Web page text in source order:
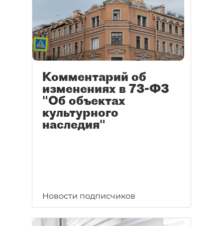
Комментарий об
изменениях в 73-ФЗ
"Об объектах
культурного
наследия"
Новости подписчиков